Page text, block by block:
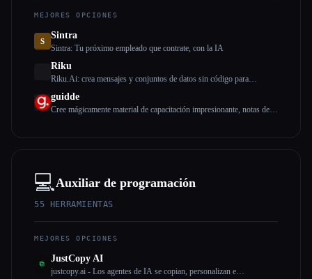
MEJORES OPCIONES
S
Sintra
Sintra: Tu próximo empleado que contrate, con la IA
Riku
Riku.Ai: crea mensajes y conjuntos de datos sin código para
guidde
Cree mágicamente material de capacitación impresionante, notas de
💻Auxiliar de programación
55 HERRAMIENTAS
MEJORES OPCIONES
JustCopy AI
justcopy.ai - Los agentes de IA se copian, personalizan e